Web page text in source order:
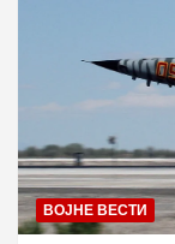
ВОЈНЕ ВЕСТИ